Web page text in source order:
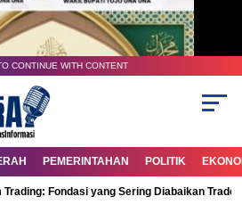
CONTINUE WITH CONTENT
PEMERINTAHAN POLITIK
Trading: Fondasi yang Sering Diabaikan